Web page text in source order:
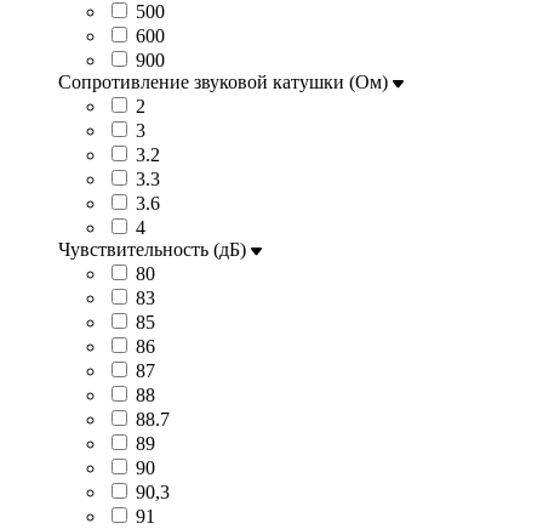
500
600
900
Сопротивление звуковой катушки (Ом)
2
3
3.2
3.3
3.6
4
Чувствительность (дБ)
80
83
85
86
87
88
88.7
89
90
90,3
91